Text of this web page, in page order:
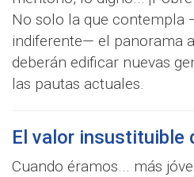
No solo la que contempla
indiferente— el panorama
deberán edificar nuevas
las pautas actuales.
El valor insustituible
Cuando éramos... más